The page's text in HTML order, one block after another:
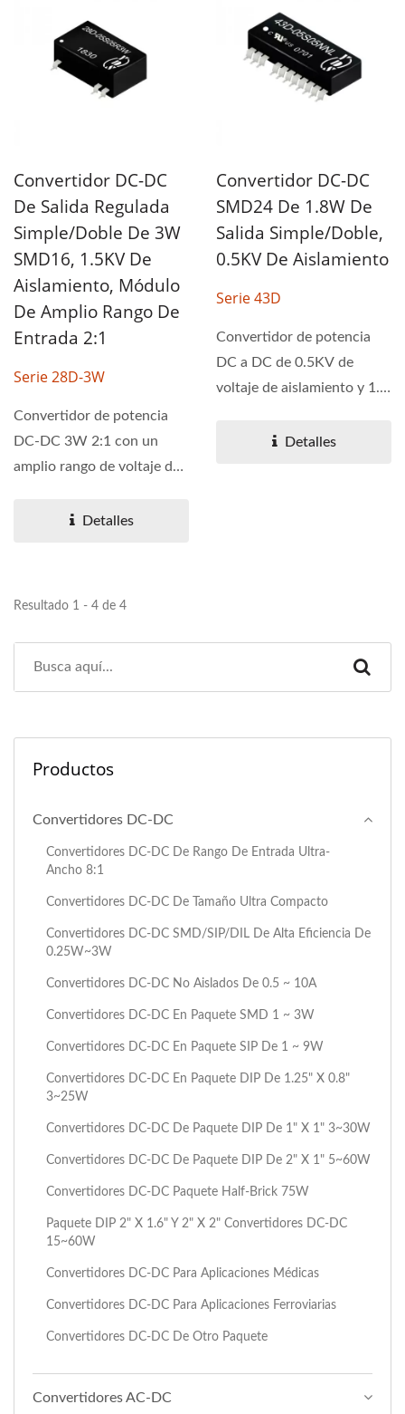
Convertidor DC-DC
De Salida Regulada
Simple/doble De 3W
SMD16, 1.5KV De
Aislamiento, Módulo
De Amplio Rango De
Entrada 2:1
Serie 28D-3W
Convertidor de potencia
DC-DC 3W 2:1 con un
amplio rango de voltaje de
Detalles
Convertidor DC-DC
SMD24 De 1.8W De
Salida Simple/doble,
0.5KV De Aislamiento
Serie 43D
Convertidor de potencia
DC a DC de 0.5KV de
voltaje de aislamiento y 1.8
Detalles
Resultado 1 - 4 de 4
Productos
Convertidores DC-DC
Convertidores DC-DC De Rango De Entrada Ultra-
Ancho 8:1
Convertidores DC-DC De Tamaño Ultra Compacto
Convertidores DC-DC SMD/SIP/DIL De Alta Eficiencia De
0.25W~3W
Convertidores DC-DC No Aislados De 0.5 ~ 10A
Convertidores DC-DC En Paquete SMD 1 ~ 3W
Convertidores DC-DC En Paquete SIP De 1 ~ 9W
Convertidores DC-DC En Paquete DIP De 1.25" X 0.8"
3~25W
Convertidores DC-DC De Paquete DIP De 1" X 1" 3~30W
Convertidores DC-DC De Paquete DIP De 2" X 1" 5~60W
Convertidores DC-DC Paquete Half-Brick 75W
Paquete DIP 2" X 1.6" Y 2" X 2" Convertidores DC-DC
15~60W
Convertidores DC-DC Para Aplicaciones Médicas
Convertidores DC-DC Para Aplicaciones Ferroviarias
Convertidores DC-DC De Otro Paquete
Convertidores AC-DC